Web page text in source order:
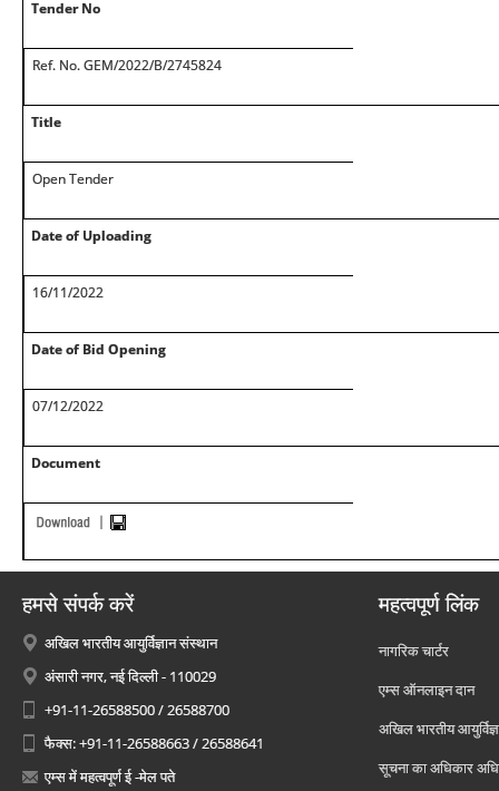
Tender No
Ref. No. GEM/2022/B/2745824
Title
Open Tender
Date of Uploading
16/11/2022
Date of Bid Opening
07/12/2022
Document
हमसे संपर्क करें
अखिल भारतीय आयुर्विज्ञान संस्थान
अंसारी नगर, नई दिल्ली - 110029
+91-11-26588500 / 26588700
फैक्स: +91-11-26588663 / 26588641
एम्स में महत्वपूर्ण ई -मेल पते
महत्वपूर्ण लिंक
नागरिक चार्टर
एम्स ऑनलाइन दान
अखिल भारतीय
सूचना का अधिकार